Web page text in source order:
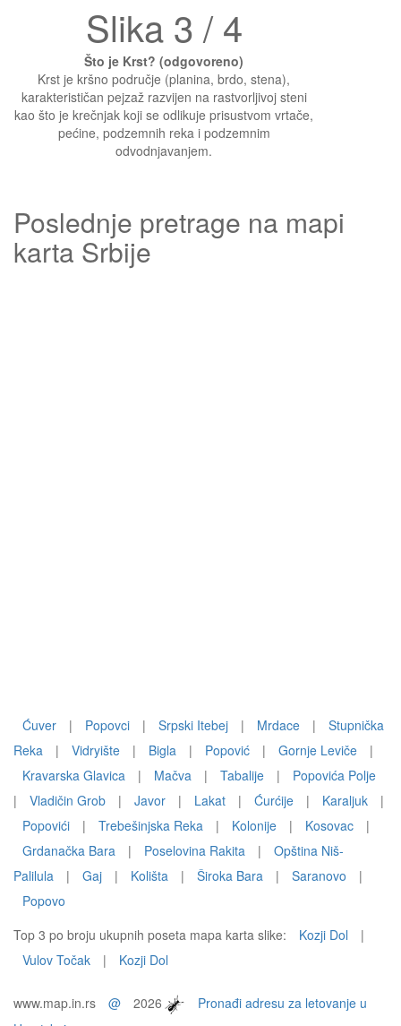
Slika 3 / 4
Što je Krst? (odgovoreno)
Krst je kršno područje (planina, brdo, stena),
karakterističan pejzaž razvijen na rastvorljivoj steni
kao što je krečnjak koji se odlikuje prisustvom vrtače,
pećine, podzemnih reka i podzemnim
odvodnjavanjem.
Poslednje pretrage na mapi
karta Srbije
Ćuver | Popovci | Srpski Itebej | Mrdace |
Stupnička
Reka
| Vidryište | Bigla | Popović | Gornje Leviče
|
Kravarska Glavica
| Mačva | Tabalije |
Popovića Polje
|
Vladičin Grob | Javor | Lakat | Ćurćije | Karaljuk
|
Popovići
| Trebešinjska Reka | Kolonije | Kosovac
|
Grdanačka Bara
| Poselovina Rakita |
Opština Niš-
Palilula
| Gaj | Kolišta | Široka Bara | Saranovo
|
Popovo
Top 3 po broju ukupnih poseta mapa karta slike:
Kozji Dol
|
Vulov Točak
| Kozji Dol
www.map.in.rs @ 2026
Pronađi adresu za letovanje u